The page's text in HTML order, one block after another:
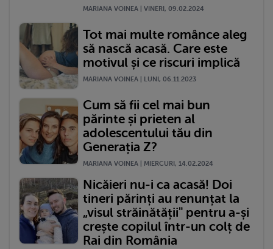
MARIANA VOINEA | VINERI, 09.02.2024
Tot mai multe românce aleg
să nască acasă. Care este
motivul și ce riscuri implică
MARIANA VOINEA | LUNI, 06.11.2023
Cum să fii cel mai bun
părinte și prieten al
adolescentului tău din
Generația Z?
MARIANA VOINEA | MIERCURI, 14.02.2024
Nicăieri nu-i ca acasă! Doi
tineri părinți au renunțat la
„visul străinătății" pentru a-și
crește copilul într-un colț de
Rai din România